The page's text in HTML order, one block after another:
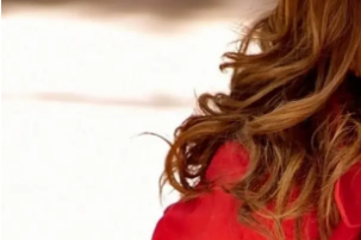
Uşak
Van
Yozgat
Aksaray